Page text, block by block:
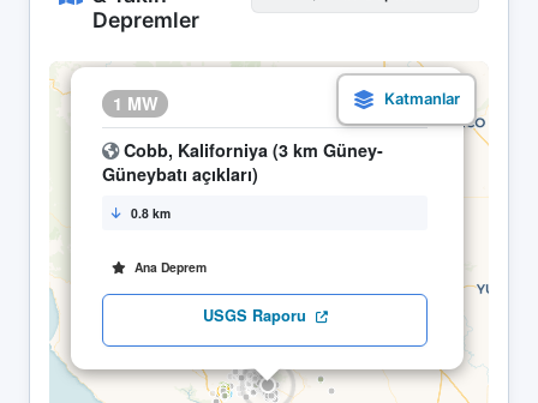
Depremler
1 MW 25.04 11:16
Cobb, Kaliforniya (3 km Güney-
Güneybatı açıkları)
0.8 km
Ana Deprem
USGS Raporu
×